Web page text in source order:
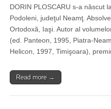
DORIN PLOSCARU s-a născut
Podoleni, judeţul Neamţ.
Ortodoxă, Iaşi. Autor al
(ed. Panteon, 1995, Piatra-
Helicon, 1997, Timişoara),
Read more →